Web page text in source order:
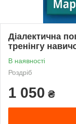
Діалектична
тренінгу
В наявності
Роздріб
1 050 ₴